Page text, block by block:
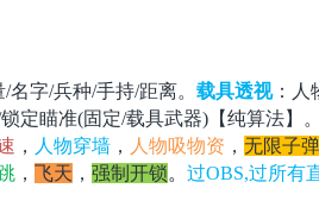
字/兵种/手持/距离。 载具透视：人
定瞄准(固定/载具武器)【纯算法】。
， 人物穿墙 ， 人物吸物资 ， 无限子弹
， 飞天 ， 强制开锁。 过OBS,过所有